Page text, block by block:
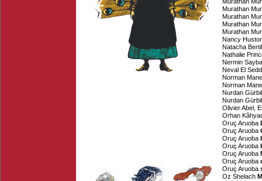
Murathan
Murathan
Murathan
Murathan
Nancy
Natacha
Nathalie
Nermin
Neval El
Norman
Norman
Nurdan
Nurdan
Olivier Abel
Orhan
Oruç Aruoba
Oruç Aruoba
Oruç Aruoba
Oruç Aruoba
Oruç Aruoba
Oruç Aruoba
Oruç Aruoba
Oz Shelach